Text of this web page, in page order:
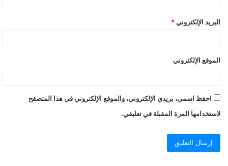
البريد الإلكتروني *
الموقع الإلكتروني
احفظ اسمي، بريدي الإلكتروني، والموقع الإلكتروني في هذا المتصفح
لاستخدامها المرة المقبلة في تعليقي.